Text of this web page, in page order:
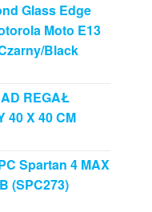
Glass Edge
Moto E13
Black
REGAŁ
40 X 40 CM
Spartan 4 MAX
(SPC273)